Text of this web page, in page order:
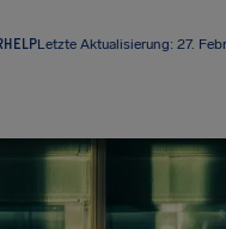
Letzte Aktualisierung: 27.